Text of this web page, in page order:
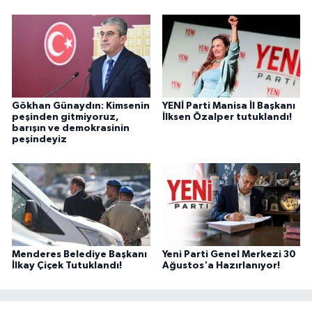
Gökhan Günaydın: Kimsenin
peşinden gitmiyoruz,
barışın ve demokrasinin
peşindeyiz
YENİ Parti Manisa İl Başkanı
İlksen Özalper tutuklandı!
Menderes Belediye Başkanı
İlkay Çiçek Tutuklandı!
Yeni Parti Genel Merkezi 30
Ağustos'a Hazırlanıyor!